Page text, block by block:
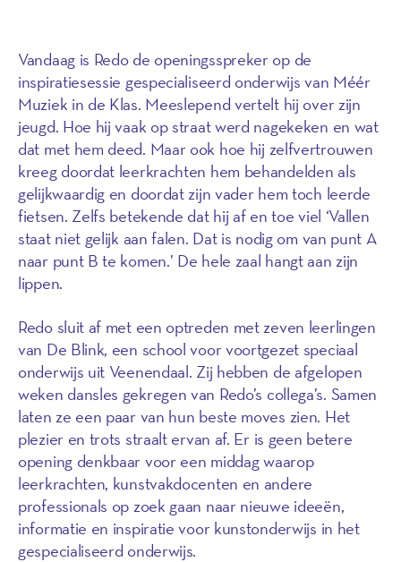
Vandaag is Redo de openingsspreker op de
inspiratiesessie gespecialiseerd onderwijs van Méér
Muziek in de Klas. Meeslepend vertelt hij over zijn
jeugd. Hoe hij vaak op straat werd nagekeken en wat
dat met hem deed. Maar ook hoe hij zelfvertrouwen
kreeg doordat leerkrachten hem behandelden als
gelijkwaardig en doordat zijn vader hem toch leerde
fietsen. Zelfs betekende dat hij af en toe viel ‘Vallen
staat niet gelijk aan falen. Dat is nodig om van punt A
naar punt B te komen.’ De hele zaal hangt aan zijn
lippen.
Redo sluit af met een optreden met zeven leerlingen
van De Blink, een school voor voortgezet speciaal
onderwijs uit Veenendaal. Zij hebben de afgelopen
weken dansles gekregen van Redo’s collega’s. Samen
laten ze een paar van hun beste moves zien. Het
plezier en trots straalt ervan af. Er is geen betere
opening denkbaar voor een middag waarop
leerkrachten, kunstvakdocenten en andere
professionals op zoek gaan naar nieuwe ideeën,
informatie en inspiratie voor kunstonderwijs in het
gespecialiseerd onderwijs.